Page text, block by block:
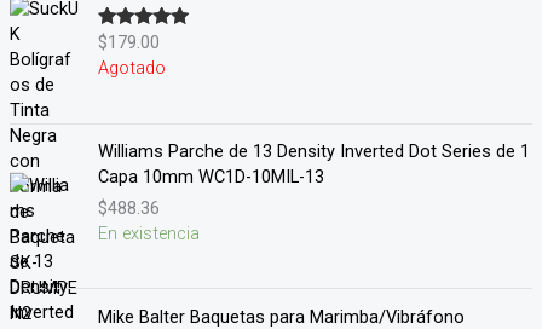
Valorado en
5.00 de 5
$179.00
Agotado
Williams Parche de 13 Density Inverted Dot Series de 1
Capa 10mm WC1D-10MIL-13
$488.36
En existencia
Mike Balter Baquetas para Marimba/Vibráfono